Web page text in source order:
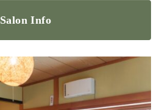
Salon Info